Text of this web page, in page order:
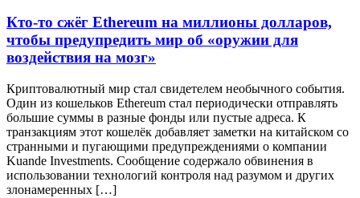
Кто-то сжёг Ethereum на миллионы долларов,
чтобы предупредить мир об «оружии для
воздействия на мозг»
Криптовалютный мир стал свидетелем необычного события.
Один из кошельков Ethereum стал периодически отправлять
большие суммы в разные фонды или пустые адреса. К
транзакциям этот кошелёк добавляет заметки на китайском со
странными и пугающими предупреждениями о компании
Kuande Investments. Сообщение содержало обвинения в
использовании технологий контроля над разумом и других
злонамеренных […]